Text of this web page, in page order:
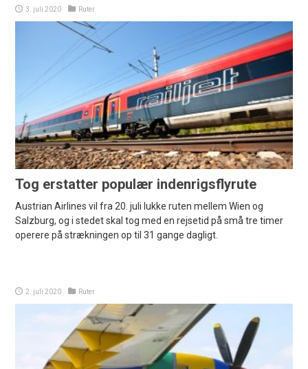
3. juli 2020 Ruter
Tog erstatter populær indenrigsflyrute
Austrian Airlines vil fra 20. juli lukke ruten mellem Wien og
Salzburg, og i stedet skal tog med en rejsetid på små tre timer
operere på strækningen op til 31 gange dagligt.
2. juli 2020 Ruter